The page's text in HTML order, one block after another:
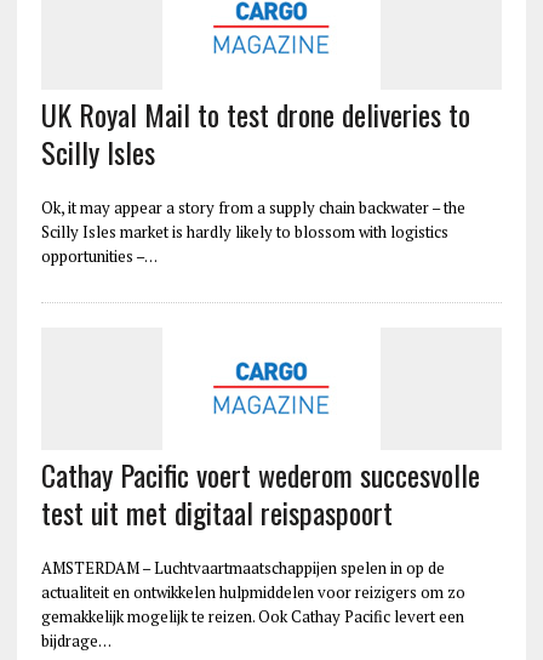
UK Royal Mail to test drone deliveries to
Scilly Isles
Ok, it may appear a story from a supply chain backwater – the
Scilly Isles market is hardly likely to blossom with logistics
opportunities –…
Cathay Pacific voert wederom succesvolle
test uit met digitaal reispaspoort
AMSTERDAM – Luchtvaartmaatschappijen spelen in op de
actualiteit en ontwikkelen hulpmiddelen voor reizigers om zo
gemakkelijk mogelijk te reizen. Ook Cathay Pacific levert een
bijdrage…